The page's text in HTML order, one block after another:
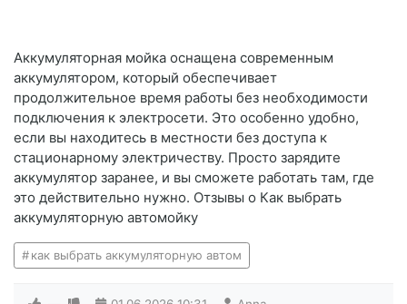
Аккумуляторная мойка оснащена современным
аккумулятором, который обеспечивает
продолжительное время работы без необходимости
подключения к электросети. Это особенно удобно,
если вы находитесь в местности без доступа к
стационарному электричеству. Просто зарядите
аккумулятор заранее, и вы сможете работать там, где
это действительно нужно. Отзывы о Как выбрать
аккумуляторную автомойку
как выбрать аккумуляторную автом